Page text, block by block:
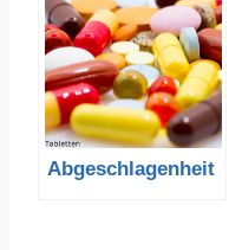
Abgeschlagenheit